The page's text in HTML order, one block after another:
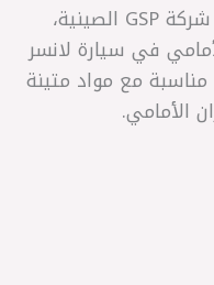
طقم مسمارين ميزان أمامي من شركة GSP الصينية،
في سيارة لانسر
مع مواد متينة
الأمامي.